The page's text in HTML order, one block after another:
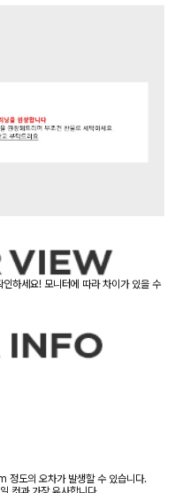
하세요! 모니터에 따라 차이가 있을 수
정도의 오차가 발생할 수 있습니다.